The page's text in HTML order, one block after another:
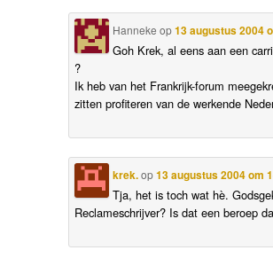
Hanneke op13 augustus 2004
Goh Krek, al eens aan een
?
Ik heb van het Frankrijk-forum
zitten profiteren van de werkende
krek.op13 augustus 2004 om
Tja, het is toch wat hè.
Reclameschrijver? Is dat een beroep